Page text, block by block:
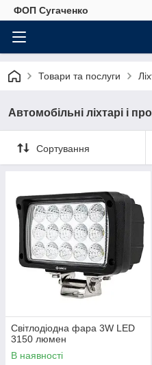
ФОП Сугаченко
Товари та послуги
Автомобільні ліхтарі і
Сортування
Світлодіодна фара 3W LED
3150 люмен
В наявності